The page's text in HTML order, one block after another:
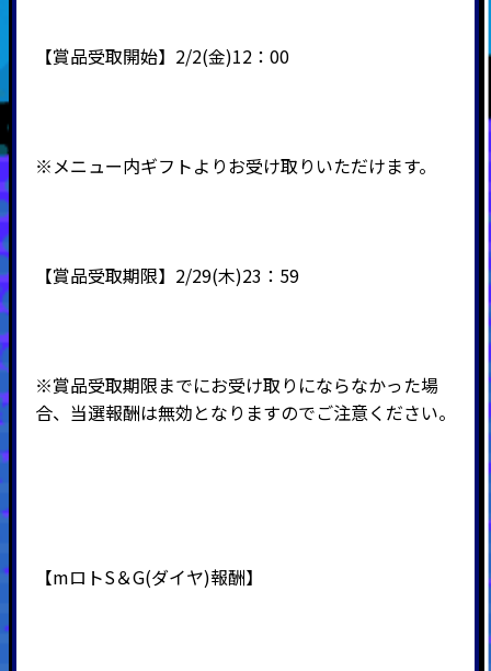
【賞品受取開始】2/2(金)12：00
※メニュー内ギフトよりお受け取りいただけます。
【賞品受取期限】2/29(木)23：59
※賞品受取期限までにお受け取りにならなかった場
合、当選報酬は無効となりますのでご注意ください。
【mロトS＆G(ダイヤ)報酬】